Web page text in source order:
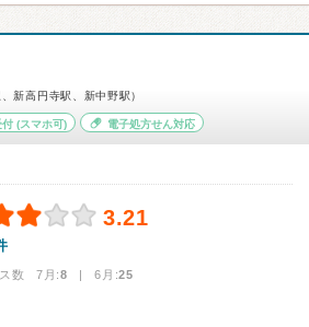
新高円寺駅、新中野駅）
付(スマホ可) 電子処方せん対応
3.21
数 7月:8 | 6月:25